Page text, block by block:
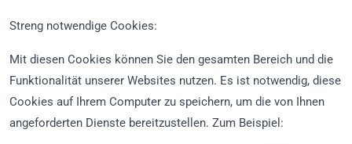
Streng notwendige Cookies:
Mit diesen Cookies können Sie den gesamten Bereich und die
Funktionalität unserer Websites nutzen. Es ist notwendig, diese
Cookies auf Ihrem Computer zu speichern, um die von Ihnen
angeforderten Dienste bereitzustellen. Zum Beispiel: